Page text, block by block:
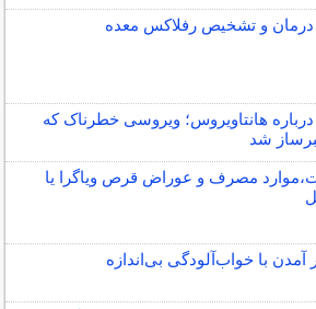
و تشخیص رفلاکس معده
هانتاویروس؛ ویروسی خطرناک که
شد
مصرف و عوراض قرص ویاگرا یا
آمدن با خواب‌آلودگی بی‌اندازه